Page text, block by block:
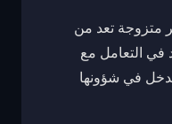
متزوجة تعد من
في التعامل مع
في شؤونها